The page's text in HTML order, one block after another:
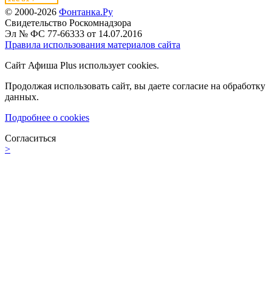
© 2000-2026 Фонтанка.Ру
Свидетельство Роскомнадзора
Эл № ФС 77-66333 от 14.07.2016
Правила использования материалов сайта
Сайт Афиша Plus использует cookies.
Продолжая использовать сайт, вы даете согласие на обработку
данных.
Подробнее о cookies
Согласиться
>